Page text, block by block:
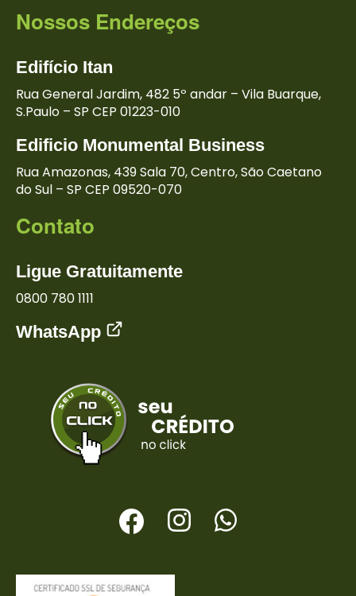
Nossos Endereços
Edifício Itan
Rua General Jardim, 482 5º andar – Vila Buarque,
S.Paulo – SP CEP 01223-010
Edificio Monumental Business
Rua Amazonas, 439 Sala 70, Centro,São Caetano
do Sul – SP CEP 09520-070
Contato
Ligue Gratuitamente
0800 780 1111
WhatsApp